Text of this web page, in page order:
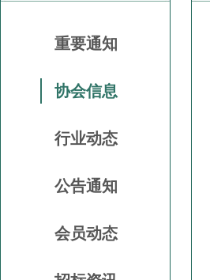
重要通知
协会信息
行业动态
公告通知
会员动态